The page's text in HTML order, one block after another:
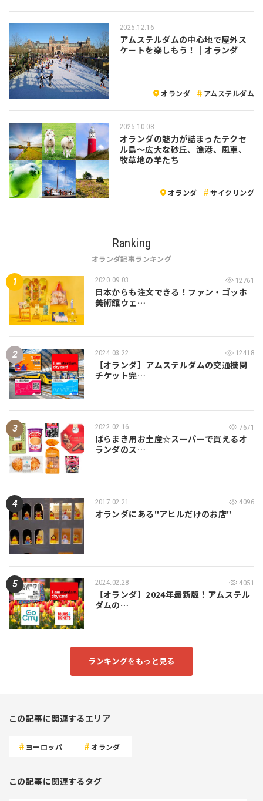
2025.12.16
アムステルダムの中心地で屋外ス
ケートを楽しもう！｜オランダ
オランダ アムステルダム
2025.10.08
オランダの魅力が詰まったテクセ
ル島～広大な砂丘、漁港、風車、
牧草地の羊たち
オランダ サイクリング
Ranking
オランダ記事ランキング
2020.09.03 12761
日本からも注文できる！ファン・ゴッホ
美術館ウェ…
2024.03.22 12418
【オランダ】アムステルダムの交通機関
チケット完…
2022.02.16 7671
ばらまき用お土産☆スーパーで買えるオ
ランダのス…
2017.02.21 4096
オランダにある"アヒルだけのお店"
2024.02.28 4051
【オランダ】2024年最新版！アムステル
ダムの…
ランキングをもっと見る
この記事に関連するエリア
ヨーロッパ オランダ
この記事に関連するタグ